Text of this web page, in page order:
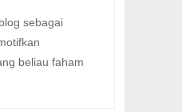
sebagai
beliau faham